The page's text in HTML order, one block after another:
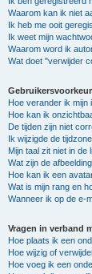
Waarom kan ik niet
Ik heb me ooit
Ik weet mijn
Waarom word ik
Wat doet "verwijder
Hoe verander ik mijn
Hoe kan ik
De tijden zijn niet
Ik wijzigde de
Mijn taal zit niet in de
Wat zijn de
Hoe kan ik een
Wat is mijn rang en
Wanneer ik op de e-
Vragen in verband
Hoe plaats ik een
Hoe wijzig of
Hoe voeg ik een